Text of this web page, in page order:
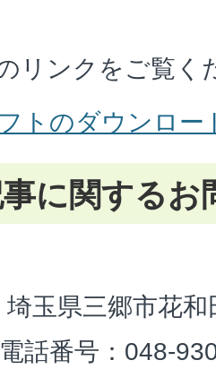
リンクをご覧く
トのダウンロー
に関するお
玉県三郷市花
話番号：048-